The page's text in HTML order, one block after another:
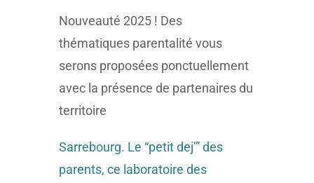
Nouveauté 2025 ! Des
thématiques parentalité vous
serons proposées ponctuellement
avec la présence de partenaires du
territoire
Sarrebourg. Le “petit dej’” des
parents, ce laboratoire des